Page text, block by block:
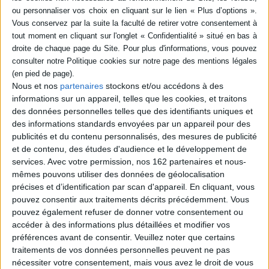
Nous et nos partenaires stockons et/ou accédons à des
informations sur un appareil, telles que les cookies, et traitons
des données personnelles telles que des identifiants uniques et
des informations standards envoyées par un appareil pour des
publicités et du contenu personnalisés, des mesures de publicité
et de contenu, des études d'audience et le développement de
services. Avec votre permission, nos 162 partenaires et nous-
mêmes pouvons utiliser des données de géolocalisation
précises et d’identification par scan d'appareil. En cliquant, vous
pouvez consentir aux traitements décrits précédemment. Vous
pouvez également refuser de donner votre consentement ou
accéder à des informations plus détaillées et modifier vos
préférences avant de consentir. Veuillez noter que certains
traitements de vos données personnelles peuvent ne pas
nécessiter votre consentement, mais vous avez le droit de vous
Contenus Mollat en relation
Vidéos
Patrimoine Architecture
François Chaslin - ROCOCO ou drôles d’oiseaux
vous présente son ouvrage « ROCOCO ou drôles d’oiseaux